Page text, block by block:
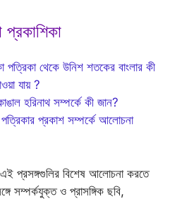
প্রকাশিকা
পত্রিকা থেকে উনিশ শতকের বাংলার কী
যায় ?
হরিনাথ সম্পর্কে কী জান?
পত্রিকার প্রকাশ সম্পর্কে আলোচনা
প্রসঙ্গগুলির বিশেষ আলোচনা করতে
সম্পর্কযুক্ত ও প্রাসঙ্গিক ছবি,